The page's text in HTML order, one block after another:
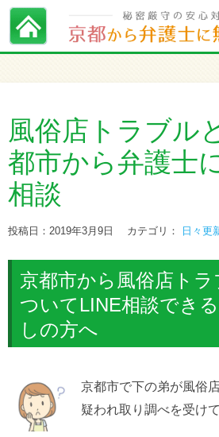
風俗店トラブル
都市から弁護士
相談
投稿日：2019年3月9日 カテゴリ： 日々更
京都市から風俗店トラ
ついてLINE相談でき
しの方へ
京都市で下の弟が風俗
疑われ取り調べを受け